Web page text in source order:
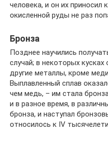
человека, и он их приносил
окисленной руды не раз
Бронза
Позднее научились
случай; в некоторых
другие металлы, кроме
Выплавленный сплав
чем медь, – им стала
и в разное время, в
бронза, и наступал
относилось к IV